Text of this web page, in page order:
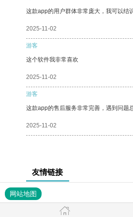
这款app的用户群体非常庞大，我可以结
2025-11-02
游客
这个软件我非常喜欢
2025-11-02
游客
这款app的售后服务非常完善，遇到问题
2025-11-02
友情链接
网站地图